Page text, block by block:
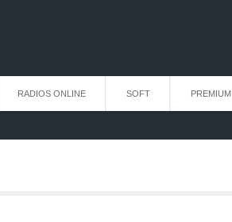
RADIOS ONLINE SOFT PREMIUM